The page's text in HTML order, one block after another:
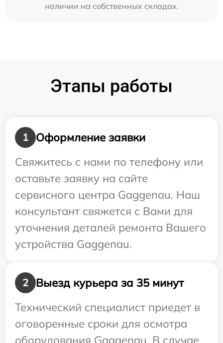
наличии на собственных складах.
Этапы работы
1
Оформление заявки
Свяжитесь с нами по телефону или
оставьте заявку на сайте
сервисного центра Gaggenau. Наш
консультант свяжется с Вами для
уточнения деталей ремонта Вашего
устройства Gaggenau.
2
Выезд курьера за 35 минут
Технический специалист приедет в
оговоренные сроки для осмотра
оборудования Gaggenau. В случае